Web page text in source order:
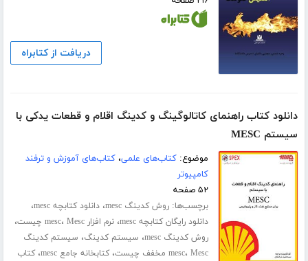
دریافت از کتابراه
دانلود کتاب راهنمای کاتالوگینگ و کدینگ اقلام و قطعات یدکی با
سیستم MESC
موضوع:کتاب‌های علمی،کتاب‌های آموزش و ترفند
کامپیوتر
۵۲ صفحه
برچسب‌ها:روش کدینگ mesc ،دانلود کتابچه mesc ،
دانلود رایگان کتابچه mesc ،نرم افزار mesc ، Mesc چیست ،
روش کدینگ mesc ، سیستم کدینگ، سیستم کدینگ
mesc، Mesc مخفف چیست ،کتابخانه جامع mesc ،کتاب